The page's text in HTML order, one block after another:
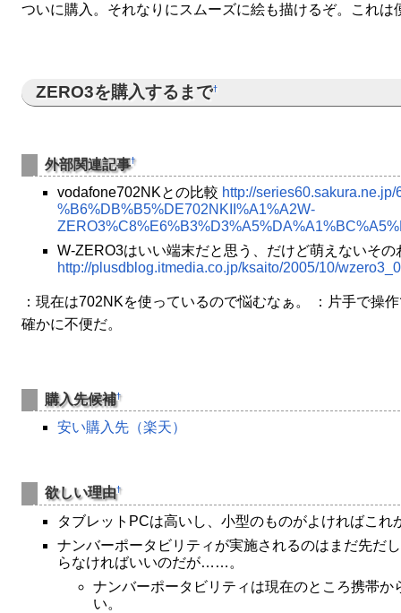
ついに購入。それなりにスムーズに絵も描けるぞ。これは
ZERO3を購入するまで†
外部関連記事†
vodafone702NKとの比較 http://
%B6%DB%B5%DE702NKII%A1%A2W-
W-ZERO3はいい端末だと思う、だけど萌えないそ
http://plusdblog.itmedia.co.jp/ksaito/2005/10/
：現在は702NKを使っているので悩むなぁ。 ：片手で操
確かに不便だ。
購入先候補†
安い購入先（楽天）
欲しい理由†
タブレットPCは高いし、小型のものがよければこれ
ナンバーポータビリティが実施されるのはまだ先だ
らなければいいのだが……。
ナンバーポータビリティは現在のところ携帯か
い。